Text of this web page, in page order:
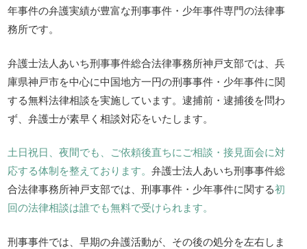
年事件の弁護実績が豊富な刑事事件・少年事件専門の法律事
務所です。
弁護士法人あいち刑事事件総合法律事務所神戸支部では、兵
庫県神戸市を中心に中国地方一円の刑事事件・少年事件に関
する無料法律相談を実施しています。逮捕前・逮捕後を問わ
ず、弁護士が素早く相談対応をいたします。
土日祝日、夜間でも、ご依頼後直ちにご相談・接見面会に対
応する体制を整えております。弁護士法人あいち刑事事件総
合法律事務所神戸支部では、刑事事件・少年事件に関する初
回の法律相談は誰でも無料で受けられます。
刑事事件では、早期の弁護活動が、その後の処分を左右しま